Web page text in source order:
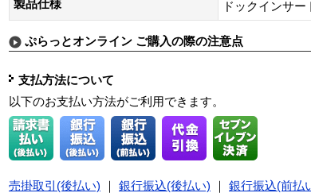
製品仕様
ドックインサー
ぷらっとオンライン ご購入の際の注意点
支払方法について
以下のお支払い方法がご利用できます。
売掛取引(後払い) ｜ 銀行振込(後払い) ｜ 銀行振込(前払